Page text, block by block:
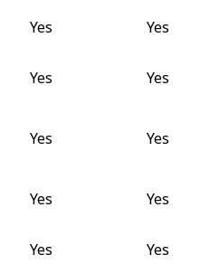
Yes Yes
Yes Yes
Yes Yes
Yes Yes
Yes Yes